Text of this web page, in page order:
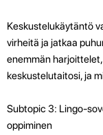
Keskustelukäytäntö
virheitä ja jatkaa
enemmän
keskustelutaitosi, ja
Subtopic 3: Lingo-
oppiminen